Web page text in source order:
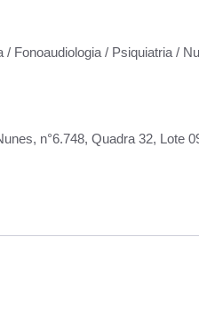
/ Fonoaudiologia / Psiquiatria /
n°6.748, Quadra 32, Lote